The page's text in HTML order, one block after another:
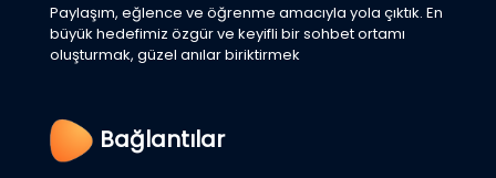
Paylaşım, eğlence ve öğrenme amacıyla yola çıktık. En
büyük hedefimiz özgür ve keyifli bir sohbet ortamı
oluşturmak, güzel anılar biriktirmek
Bağlantılar